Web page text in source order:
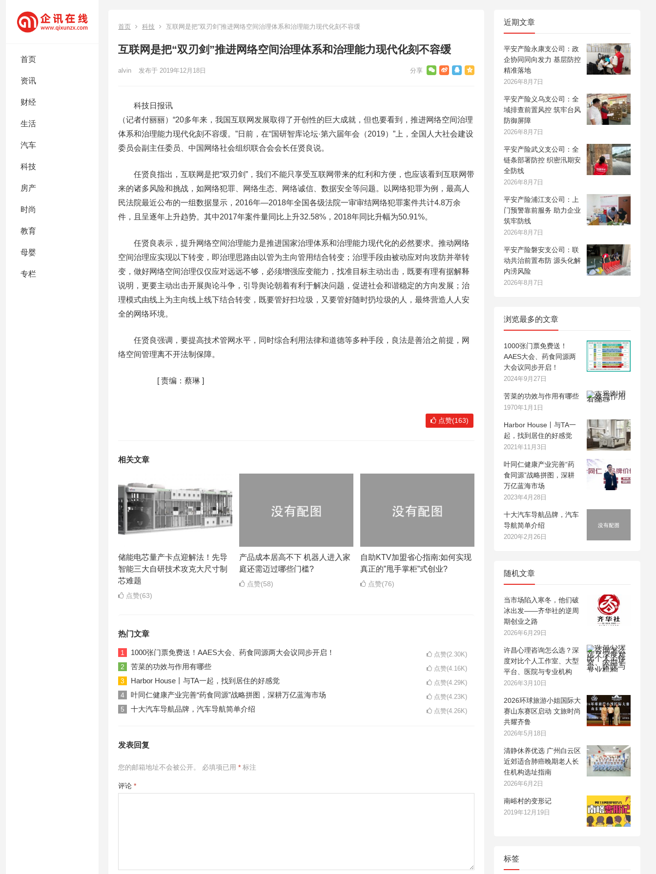
首页
资讯
财经
生活
汽车
科技
房产
时尚
教育
母婴
专栏
首页 科技 互联网是把“双刃剑”推进网络空间治理体系和治理能力现代化刻不容缓
互联网是把“双刃剑”推进网络空间治理体系和治理能力现代化刻不容缓
alvin 发布于 2019年12月18日
科技日报讯
（记者付丽丽）“20多年来，我国互联网发展取得了开创性的巨大成就，但也要看到，推进网络空间治理
体系和治理能力现代化刻不容缓。”日前，在“国研智库论坛·第六届年会（2019）”上，全国人大社会建设
委员会副主任委员、中国网络社会组织联合会会长任贤良说。
任贤良指出，互联网是把“双刃剑”，我们不能只享受互联网带来的红利和方便，也应该看到互联网带
来的诸多风险和挑战，如网络犯罪、网络生态、网络诚信、数据安全等问题。以网络犯罪为例，最高人
民法院最近公布的一组数据显示，2016年—2018年全国各级法院一审审结网络犯罪案件共计4.8万余
件，且呈逐年上升趋势。其中2017年案件量同比上升32.58%，2018年同比升幅为50.91%。
任贤良表示，提升网络空间治理能力是推进国家治理体系和治理能力现代化的必然要求。推动网络
空间治理应实现以下转变，即治理思路由以管为主向管用结合转变；治理手段由被动应对向攻防并举转
变，做好网络空间治理仅仅应对远远不够，必须增强应变能力，找准目标主动出击，既要有理有据解释
说明，更要主动出击开展舆论斗争，引导舆论朝着有利于解决问题，促进社会和谐稳定的方向发展；治
理模式由线上为主向线上线下结合转变，既要管好扫垃圾，又要管好随时扔垃圾的人，最终营造人人安
全的网络环境。
任贤良强调，要提高技术管网水平，同时综合利用法律和道德等多种手段，良法是善治之前提，网
络空间管理离不开法制保障。
[责编：蔡琳 ]
点赞(163)
相关文章
储能电芯量产卡点迎解法！先导
智能三大自研技术攻克大尺寸制
芯难题
点赞(63)
产品成本居高不下 机器人进入家
庭还需迈过哪些门槛?
点赞(58)
自助KTV加盟省心指南:如何实现
真正的”甩手掌柜”式创业?
点赞(76)
热门文章
1 1000张门票免费送！AAES大会、药食同源两大会议同步开启！ 点赞(2.30K)
2 苦菜的功效与作用有哪些 点赞(4.16K)
3 Harbor House丨与TA一起，找到居住的好感觉 点赞(4.29K)
4 叶同仁健康产业完善“药食同源”战略拼图，深耕万亿蓝海市场 点赞(4.23K)
5 十大汽车导航品牌，汽车导航简单介绍 点赞(4.26K)
发表回复
您的邮箱地址不会被公开。 必填项已用 * 标注
评论 *
近期文章
平安产险永康支公司：政
企协同同向发力 基层防控
精准落地
2026年8月7日
平安产险义乌支公司：全
域排查前置风控 筑牢台风
防御屏障
2026年8月7日
平安产险武义支公司：全
链条部署防控 织密汛期安
全防线
2026年8月7日
平安产险浦江支公司：上
门预警靠前服务 助力企业
筑牢防线
2026年8月7日
平安产险磐安支公司：联
动共治前置布防 源头化解
内涝风险
2026年8月7日
浏览最多的文章
1000张门票免费送！
AAES大会、药食同源两
大会议同步开启！
2024年9月27日
苦菜的功效与作用有哪些
1970年1月1日
Harbor House丨与TA一
起，找到居住的好感觉
2021年11月3日
叶同仁健康产业完善“药
食同源”战略拼图，深耕
万亿蓝海市场
2023年4月28日
十大汽车导航品牌，汽车
导航简单介绍
2020年2月26日
随机文章
当市场陷入寒冬，他们破
冰出发——齐华社的逆周
期创业之路
2026年6月29日
许昌心理咨询怎么选？深
度对比个人工作室、大型
平台、医院与专业机构
2026年3月10日
2026环球旅游小姐国际大
赛山东赛区启动 文旅时尚
共耀齐鲁
2026年5月18日
清静休养优选 广州白云区
近郊适合肺癌晚期老人长
住机构选址指南
2026年6月2日
南峪村的变形记
2019年12月19日
标签